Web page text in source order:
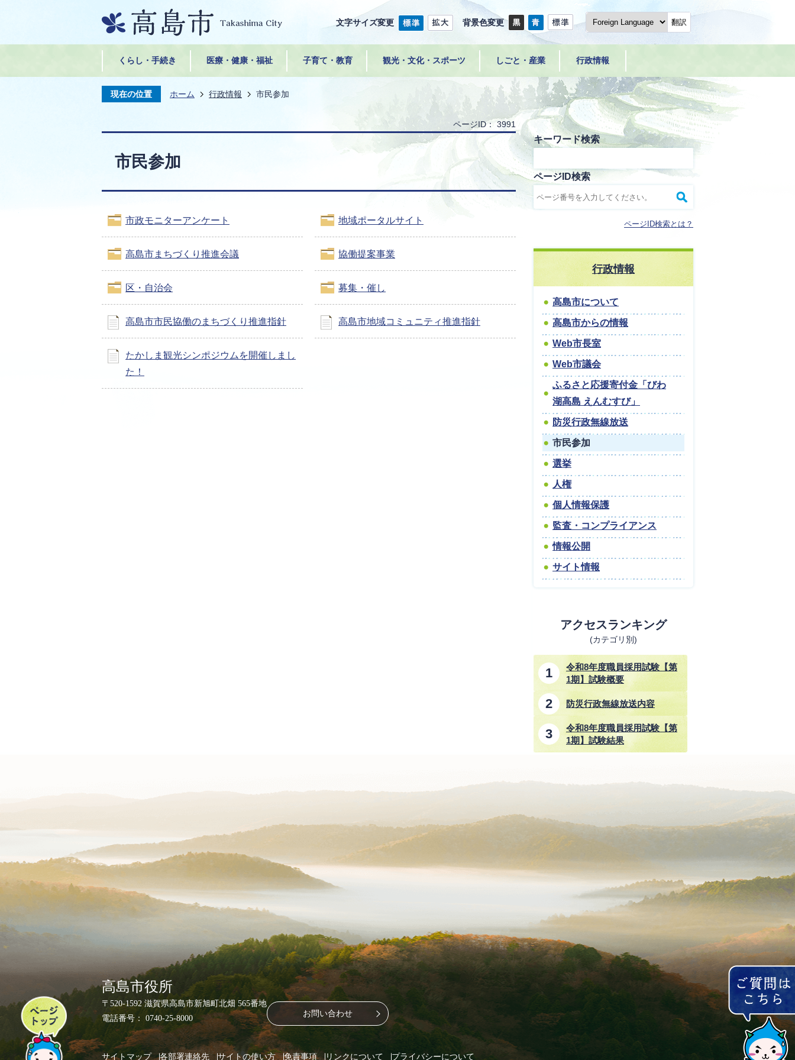
文字サイズ変更 背景色変更 翻訳
くらし・手続き 医療・健康・福祉 子育て・教育 観光・文化・スポーツ しごと・産業 行政情報
現在の位置 ホーム 行政情報 市民参加
ページID： 3991
市民参加
市政モニターアンケート 地域ポータルサイト
高島市まちづくり推進会議 協働提案事業
区・自治会 募集・催し
高島市市民協働のまちづくり推進指針 高島市地域コミュニティ推進指針
たかしま観光シンポジウムを開催しまし
た！
キーワード検索
ページID検索
ページID検索とは？
行政情報
高島市について
高島市からの情報
Web市長室
Web市議会
ふるさと応援寄付金「びわ
湖高島 えんむすび」
防災行政無線放送
市民参加
選挙
人権
個人情報保護
監査・コンプライアンス
情報公開
サイト情報
アクセスランキング
(カテゴリ別)
令和8年度職員採用試験【第
1期】試験概要
防災行政無線放送内容
令和8年度職員採用試験【第
1期】試験結果
ペ
ー
ジ
ト
高島市役所
〒520-1592 滋賀県高島市新旭町北畑 565番地
電話番号： 0740-25-8000
お問い合わせ
サイトマップ 各部署連絡先 サイトの使い方 免責事項 リンクについて プライバシーについて